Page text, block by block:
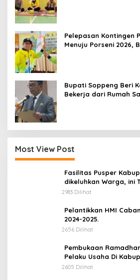
Pelepasan Kontingen
Menuju Porseni 2026,
Bupati Soppeng Beri
Bekerja dari Rumah
Most View Post
Fasilitas Pusper
dikeluhkan Warga, ini
Siapa.
2983 Dilihat
Pelantikkan HMI
2024-2025.
2656 Dilihat
Pembukaan
Pelaku Usaha Di
2605 Dilihat